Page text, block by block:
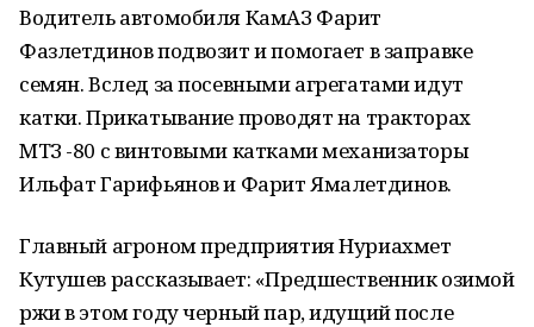
Водитель автомобиля КамАЗ Фарит
Фазлетдинов подвозит и помогает в заправке
семян. Вслед за посевными агрегатами идут
катки. Прикатывание проводят на тракторах
МТЗ -80 с винтовыми катками механизаторы
Ильфат Гарифьянов и Фарит Ямалетдинов.
Главный агроном предприятия Нуриахмет
Кутушев рассказывает: «Предшественник озимой
ржи в этом году черный пар, идущий после